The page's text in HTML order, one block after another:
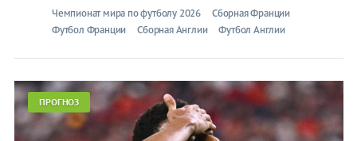
Чемпионат мира по футболу 2026
Сборная Франции
Футбол Франции
Сборная Англии Футбол Англии
ПРОГНОЗ